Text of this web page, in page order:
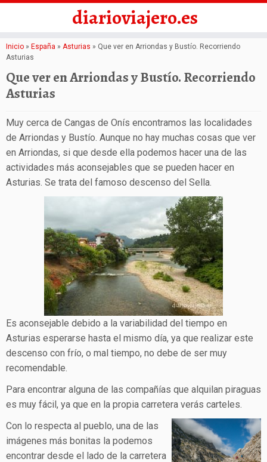
Saltar
al
contenido
diarioviajero.es
Inicio » España » Asturias » Que ver en Arriondas y Bustío. Recorriendo
Asturias
Que ver en Arriondas y Bustío. Recorriendo
Asturias
Muy cerca de Cangas de Onís encontramos las localidades
de Arriondas y Bustío. Aunque no hay muchas cosas que ver
en Arriondas, si que desde ella podemos hacer una de las
actividades más aconsejables que se pueden hacer en
Asturias. Se trata del famoso descenso del Sella.
Es aconsejable debido a la variabilidad del tiempo en
Asturias esperarse hasta el mismo día, ya que realizar este
descenso con frío, o mal tiempo, no debe de ser muy
recomendable.
Para encontrar alguna de las compañías que alquilan piraguas
es muy fácil, ya que en la propia carretera verás carteles.
Con lo respecta al pueblo, una de las
imágenes más bonitas la podemos
encontrar desde el lado de la carretera